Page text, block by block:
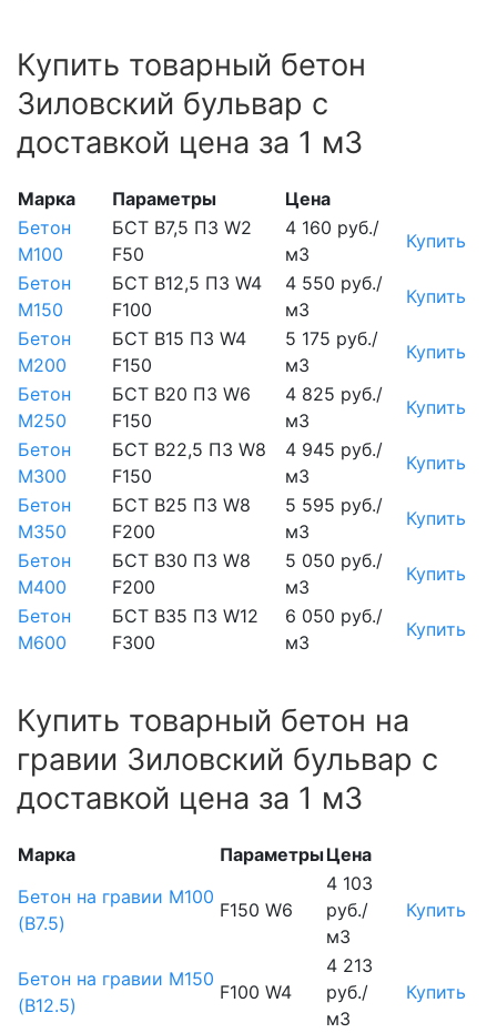
Купить товарный бетон
Зиловский бульвар с
доставкой цена за 1 м3
Марка Параметры
Цена
Бетон
М100
БСТ В7,5 П3 W2
F50
4 160 руб./
м3
Купить
Бетон
М150
БСТ В12,5 П3 W4
F100
4 550 руб./
м3
Купить
Бетон
М200
БСТ В15 П3 W4
F150
5 175 руб./
м3
Купить
Бетон
М250
БСТ В20 П3 W6
F150
4 825 руб./
м3
Купить
Бетон
М300
БСТ В22,5 П3 W8
F150
4 945 руб./
м3
Купить
Бетон
М350
БСТ В25 П3 W8
F200
5 595 руб./
м3
Купить
Бетон
М400
БСТ В30 П3 W8
F200
5 050 руб./
м3
Купить
Бетон
М600
БСТ В35 П3 W12
F300
6 050 руб./
м3
Купить
Купить товарный бетон на
гравии Зиловский бульвар с
доставкой цена за 1 м3
Марка ПараметрыЦена
Бетон на гравии М100
(B7.5)
F150 W6
4 103
руб./
м3
Купить
Бетон на гравии М150
(B12.5)
F100 W4
4 213
руб./
м3
Купить